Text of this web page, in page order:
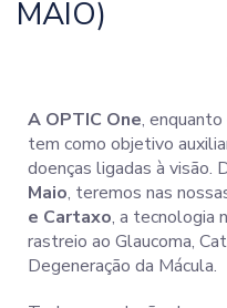
MAIO)
A OPTIC One,
tem como objetivo
doenças ligadas à visão.
Maio, teremos nas
e Cartaxo, a tecnologia
rastreio ao Glaucoma,
Degeneração da Mácula.